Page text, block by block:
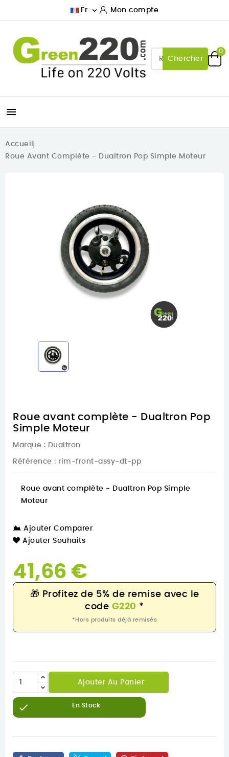
Fr  Mon compte
Chercher
0

Accueil
Roue Avant Complète - Dualtron Pop Simple Moteur
Roue avant complète - Dualtron Pop
Simple Moteur
Marque : Dualtron
Référence : rim-front-assy-dt-pp
Roue avant complète - Dualtron Pop Simple
Moteur
Ajouter Comparer
Ajouter Souhaits
41,66 €
🎁 Profitez de 5% de remise avec le
code G220 *
*Hors produits déjà remisés
Ajouter Au Panier
 En Stock